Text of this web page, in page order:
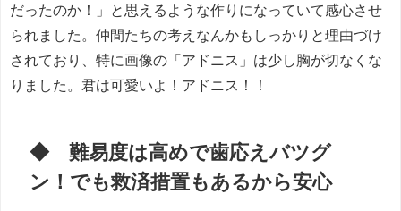
だったのか！」と思えるような作りになっていて感心させ
られました。仲間たちの考えなんかもしっかりと理由づけ
されており、特に画像の「アドニス」は少し胸が切なくな
りました。君は可愛いよ！アドニス！！
◆ 難易度は高めで歯応えバツグ
ン！でも救済措置もあるから安心